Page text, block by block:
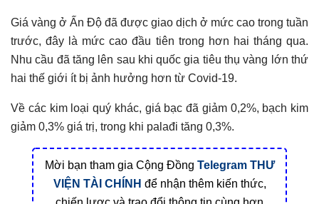
Giá vàng ở Ấn Độ đã được giao dịch ở mức cao trong tuần
trước, đây là mức cao đầu tiên trong hơn hai tháng qua.
Nhu cầu đã tăng lên sau khi quốc gia tiêu thụ vàng lớn thứ
hai thế giới ít bị ảnh hưởng hơn từ Covid-19.
Về các kim loại quý khác, giá bạc đã giảm 0,2%, bạch kim
giảm 0,3% giá trị, trong khi palađi tăng 0,3%.
Mời bạn tham gia Cộng Đồng Telegram THƯ
VIỆN TÀI CHÍNH để nhận thêm kiến thức,